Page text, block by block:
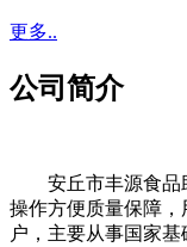
更多..
公司简介
安丘市丰源食品
操作方便质量保障，
户，主要从事国家